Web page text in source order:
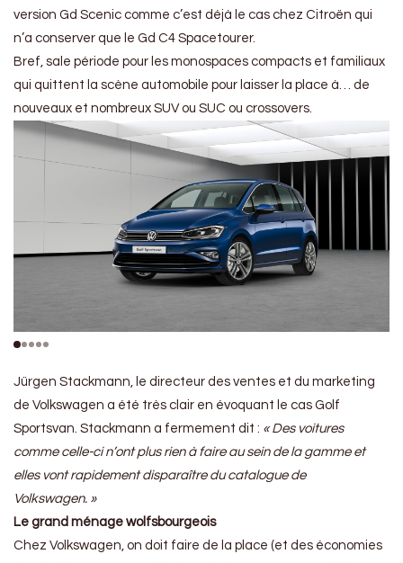
version Gd Scenic comme c’est déjà le cas chez Citroën qui
n’a conserver que le Gd C4 Spacetourer.
Bref, sale période pour les monospaces compacts et familiaux
qui quittent la scène automobile pour laisser la place à… de
nouveaux et nombreux SUV ou SUC ou crossovers.
Jürgen Stackmann, le directeur des ventes et du marketing
de Volkswagen a été très clair en évoquant le cas Golf
Sportsvan. Stackmann a fermement dit : « Des voitures
comme celle-ci n’ont plus rien à faire au sein de la gamme et
elles vont rapidement disparaître du catalogue de
Volkswagen. »
Le grand ménage wolfsbourgeois
Chez Volkswagen, on doit faire de la place (et des économies